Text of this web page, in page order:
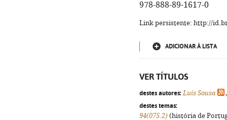
978-888-89-1617-0
Link persistente: http://
ADICIONAR À LISTA
VER TÍTULOS
destes autores: Luís Sousa
destes temas:
94(075.2) (história de